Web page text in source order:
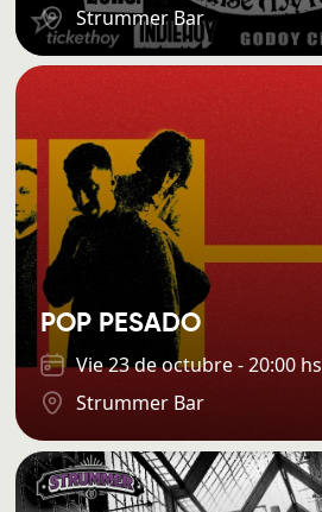
Strummer Bar
POP PESADO
Vie 23 de octubre - 20:00 hs
Strummer Bar